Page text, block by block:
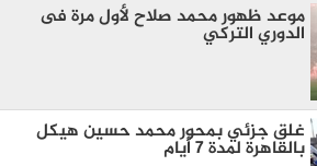
موعد ظهور محمد صلاح لأول مرة فى
الدوري التركي
غلق جزئي بمحور محمد حسين هيكل
بالقاهرة لمدة 7 أيام